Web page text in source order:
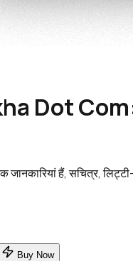
Dot
जानकारियां हैं, सचित्र,
Buy Now